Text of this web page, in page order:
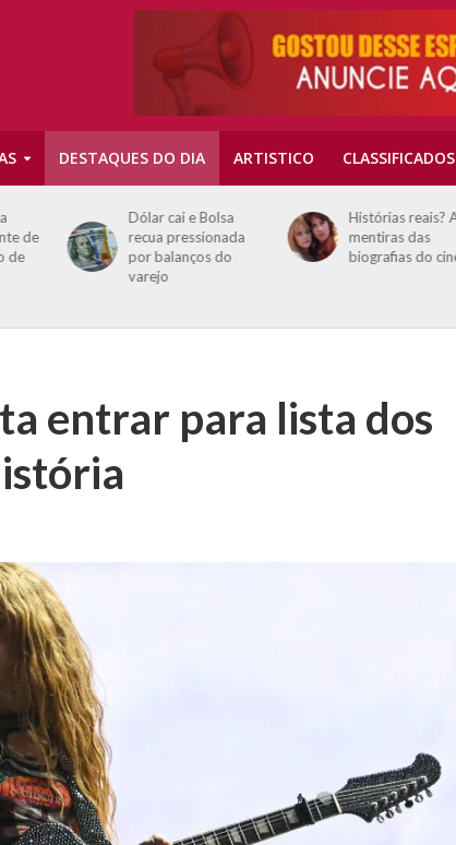
DESTAQUES DO DIA ARTISTICO CLASSIFICADOS
de
de
Dólar cai e Bolsa
recua pressionada
por balanços do
varejo
Histórias reais?
mentiras das
biografias do
entrar para lista dos